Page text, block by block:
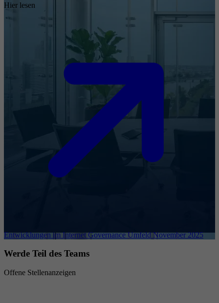
Hier lesen
Entwicklungen im Internet Governance Umfeld November 2025
Werde Teil des Teams
Offene Stellenanzeigen